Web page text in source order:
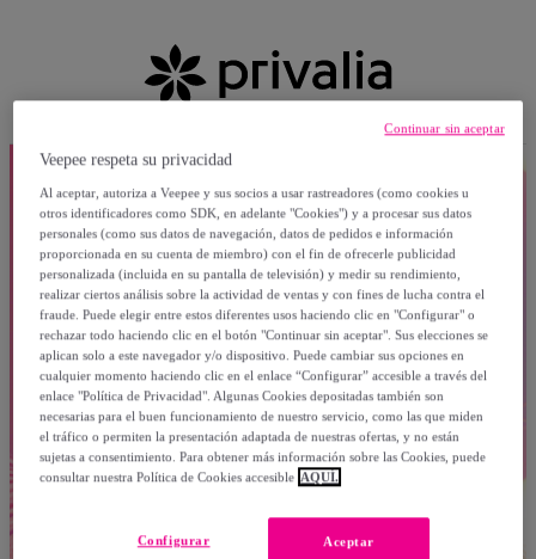
Veepee respeta su privacidad
Al aceptar, autoriza a Veepee y sus socios a usar rastreadores (como cookies u
otros identificadores como SDK, en adelante "Cookies") y a procesar sus datos
personales (como sus datos de navegación, datos de pedidos e información
proporcionada en su cuenta de miembro) con el fin de ofrecerle publicidad
personalizada (incluida en su pantalla de televisión) y medir su rendimiento,
realizar ciertos análisis sobre la actividad de ventas y con fines de lucha contra el
fraude. Puede elegir entre estos diferentes usos haciendo clic en "Configurar" o
rechazar todo haciendo clic en el botón "Continuar sin aceptar". Sus elecciones se
aplican solo a este navegador y/o dispositivo. Puede cambiar sus opciones en
cualquier momento haciendo clic en el enlace “Configurar” accesible a través del
enlace "Política de Privacidad". Algunas Cookies depositadas también son
necesarias para el buen funcionamiento de nuestro servicio, como las que miden
el tráfico o permiten la presentación adaptada de nuestras ofertas, y no están
sujetas a consentimiento. Para obtener más información sobre las Cookies, puede
consultar nuestra Política de Cookies accesible AQUÍ.
Aceptar
Configurar
Continuar sin aceptar